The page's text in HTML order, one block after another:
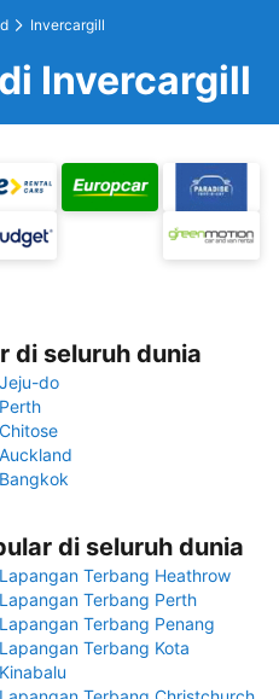
Invercargill
Invercargill
di seluruh dunia
Jeju-do
Perth
Chitose
Auckland
Bangkok
di seluruh dunia
Lapangan Terbang Heathrow
Lapangan Terbang Perth
Lapangan Terbang Penang
Lapangan Terbang Kota
Kinabalu